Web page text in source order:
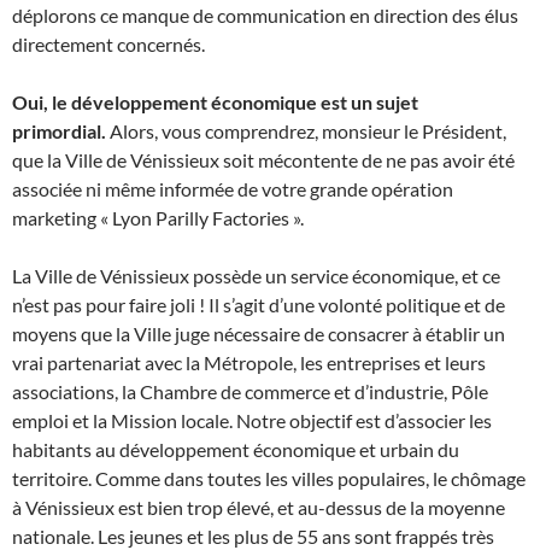
déplorons ce manque de communication en direction des élus
directement concernés.
Oui, le développement économique est un sujet
primordial. Alors, vous comprendrez, monsieur le Président,
que la Ville de Vénissieux soit mécontente de ne pas avoir été
associée ni même informée de votre grande opération
marketing « Lyon Parilly Factories ».
La Ville de Vénissieux possède un service économique, et ce
n’est pas pour faire joli ! Il s’agit d’une volonté politique et de
moyens que la Ville juge nécessaire de consacrer à établir un
vrai partenariat avec la Métropole, les entreprises et leurs
associations, la Chambre de commerce et d’industrie, Pôle
emploi et la Mission locale. Notre objectif est d’associer les
habitants au développement économique et urbain du
territoire. Comme dans toutes les villes populaires, le chômage
à Vénissieux est bien trop élevé, et au-dessus de la moyenne
nationale. Les jeunes et les plus de 55 ans sont frappés très